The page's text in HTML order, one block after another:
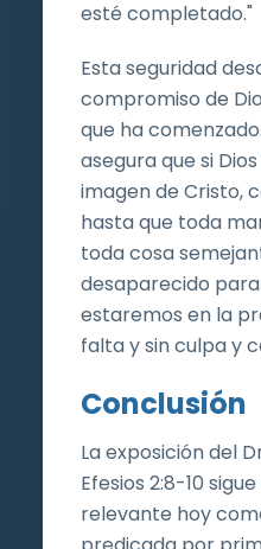
esté completado."
Esta seguridad
compromiso de
que ha
asegura que si
imagen de Cristo,
hasta que toda
toda cosa
desaparecido
estaremos en la
falta y sin culpa y
Conclusión
La exposición del
Efesios 2:8-10
relevante hoy